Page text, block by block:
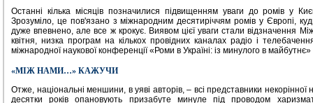
Останні кілька місяців позначилися підвищенням уваги до ромів у
Зрозуміло, це пов'язано з міжнародним десятиріччям ромів у Європі,
дуже впевнено, але все ж крокує. Виявом цієї уваги стали відзначення
квітня, низка програм на кількох провідних каналах радіо і
міжнародної наукової конференції «Роми в Україні: із минулого в майбутнє»
«МІЖ НАМИ…» КАЖУЧИ
Отже, національні меншини, в уяві авторів, – всі представники
десятки років опановують призабуте минуле під проводом